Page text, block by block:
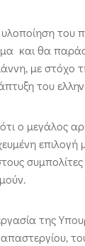
του
και θα
με στόχο
του
ο μεγάλος
επιλογή
της